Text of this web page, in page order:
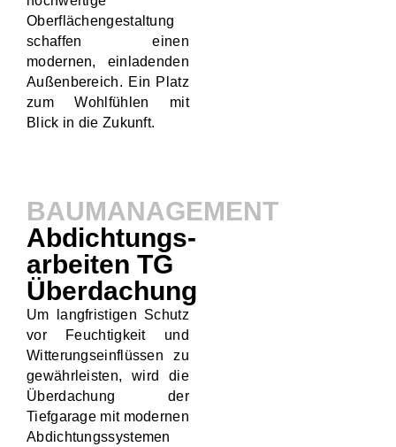
Oberflächengestaltung
schaffen einen
modernen, einladenden
Außenbereich. Ein Platz
zum Wohlfühlen mit
Blick in die Zukunft.
BAUMANAGEMENT
Abdichtungs-
arbeiten TG
Überdachung
Um langfristigen Schutz
vor Feuchtigkeit und
Witterungseinflüssen zu
gewährleisten, wird die
Überdachung der
Tiefgarage mit modernen
Abdichtungssystemen